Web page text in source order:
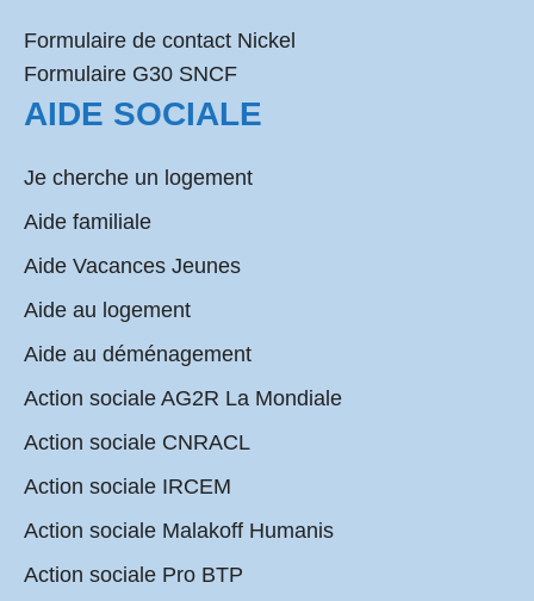
Formulaire de contact Nickel
Formulaire G30 SNCF
AIDE SOCIALE
Je cherche un logement
Aide familiale
Aide Vacances Jeunes
Aide au logement
Aide au déménagement
Action sociale AG2R La Mondiale
Action sociale CNRACL
Action sociale IRCEM
Action sociale Malakoff Humanis
Action sociale Pro BTP